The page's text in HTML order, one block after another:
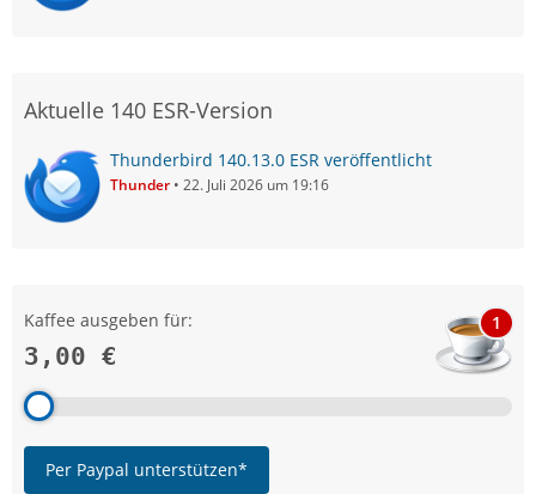
Aktuelle 140 ESR-Version
Thunderbird 140.13.0 ESR veröffentlicht
Thunder 22. Juli 2026 um 19:16
Kaffee ausgeben für:
3,00 €
1
Per Paypal unterstützen*